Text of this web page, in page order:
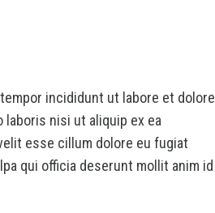
incididunt ut labore et dolore
laboris nisi ut aliquip ex ea
esse cillum dolore eu fugiat
qui officia deserunt mollit anim id